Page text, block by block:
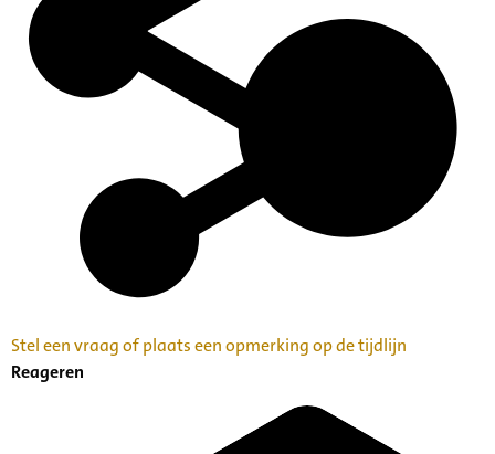
Stel een vraag of plaats een opmerking op de tijdlijn
Reageren